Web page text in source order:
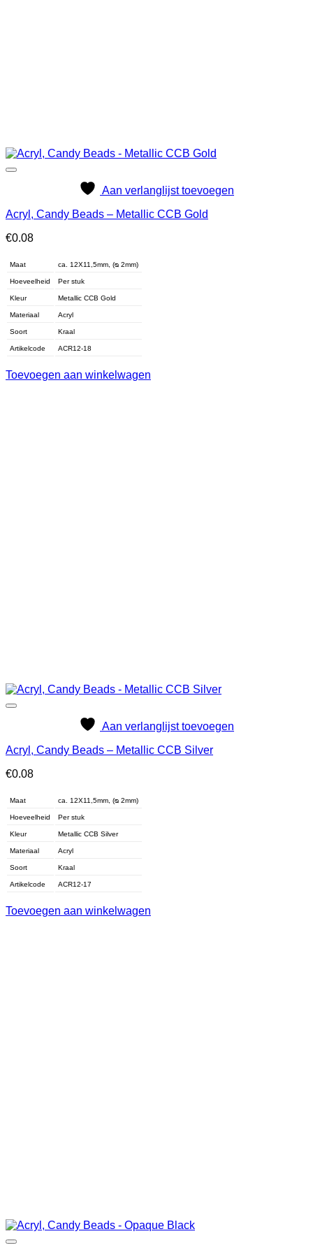
Aan verlanglijst toevoegen
Acryl, Candy Beads – Metallic CCB Gold
€0.08
Maat ca. 12X11,5mm, (ᴓ 2mm)
Hoeveelheid Per stuk
Kleur Metallic CCB Gold
Materiaal Acryl
Soort Kraal
Artikelcode ACR12-18
Toevoegen aan winkelwagen
Aan verlanglijst toevoegen
Acryl, Candy Beads – Metallic CCB Silver
€0.08
Maat ca. 12X11,5mm, (ᴓ 2mm)
Hoeveelheid Per stuk
Kleur Metallic CCB Silver
Materiaal Acryl
Soort Kraal
Artikelcode ACR12-17
Toevoegen aan winkelwagen